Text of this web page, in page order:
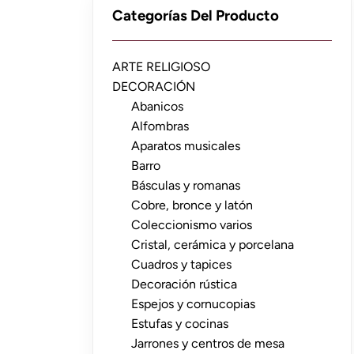
Categorías Del Producto
ARTE RELIGIOSO
DECORACIÓN
Abanicos
Alfombras
Aparatos musicales
Barro
Básculas y romanas
Cobre, bronce y latón
Coleccionismo varios
Cristal, cerámica y porcelana
Cuadros y tapices
Decoración rústica
Espejos y cornucopias
Estufas y cocinas
Jarrones y centros de mesa